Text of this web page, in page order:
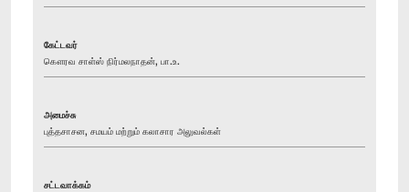
கேட்டவர்
கௌரவ சாள்ஸ் நிர்மலநாதன், பா.உ.
அமைச்சு
புத்தசாசன, சமயம் மற்றும் கலாசார அலுவல்கள்
சட்டவாக்கம்